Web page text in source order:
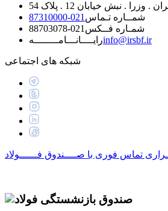
. وزرا . نبش خیابان 12 . پلاک 54
شمــاره تـماس 021-87310000
شمـاره فــکس 021-88703078
رايــــانـــامــــــــهinfo@irsbf.ir
شبکه های اجتماعی
تماس فوری با صــــندوق فــــــولاد